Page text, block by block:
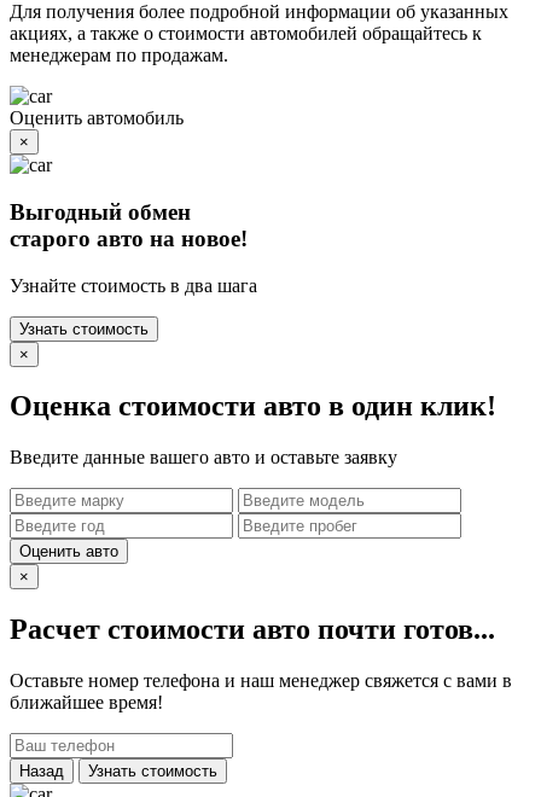
Для получения более подробной информации об указанных
акциях, а также о стоимости автомобилей обращайтесь к
менеджерам по продажам.
Оценить автомобиль
×
Выгодный обмен
старого авто на новое!
Узнайте стоимость в два шага
Узнать стоимость
×
Оценка стоимости авто в один клик!
Введите данные вашего авто и оставьте заявку
Оценить авто
×
Расчет стоимости авто почти готов...
Оставьте номер телефона и наш менеджер свяжется с вами в
ближайшее время!
Назад Узнать стоимость